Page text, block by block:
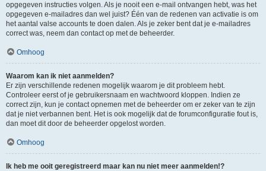
opgegeven instructies volgen. Als je nooit een e-mail ontvangen hebt, was het
opgegeven e-mailadres dan wel juist? Één van de redenen van activatie is om
het aantal valse accounts te doen dalen. Als je zeker bent dat je e-mailadres
correct was, neem dan contact op met de beheerder.
Omhoog
Waarom kan ik niet aanmelden?
Er zijn verschillende redenen mogelijk waarom je dit probleem hebt.
Controleer eerst of je gebruikersnaam en wachtwoord kloppen. Indien ze
correct zijn, kun je contact opnemen met de beheerder om er zeker van te zijn
dat je niet verbannen bent. Het is ook mogelijk dat de forumconfiguratie fout is,
dan moet dit door de beheerder opgelost worden.
Omhoog
Ik heb me ooit geregistreerd maar kan nu niet meer aanmelden!?